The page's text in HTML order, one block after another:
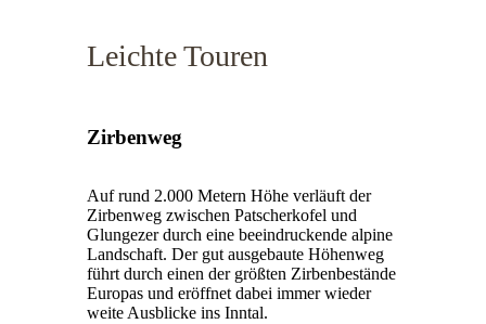
Leichte Touren
Zirbenweg
Auf rund 2.000 Metern Höhe verläuft der
Zirbenweg zwischen Patscherkofel und
Glungezer durch eine beeindruckende alpine
Landschaft. Der gut ausgebaute Höhenweg
führt durch einen der größten Zirbenbestände
Europas und eröffnet dabei immer wieder
weite Ausblicke ins Inntal.